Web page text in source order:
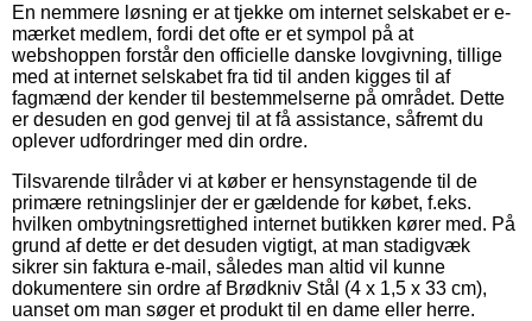
En nemmere løsning er at tjekke om internet selskabet er e-
mærket medlem, fordi det ofte er et sympol på at
webshoppen forstår den officielle danske lovgivning, tillige
med at internet selskabet fra tid til anden kigges til af
fagmænd der kender til bestemmelserne på området. Dette
er desuden en god genvej til at få assistance, såfremt du
oplever udfordringer med din ordre.
Tilsvarende tilråder vi at køber er hensynstagende til de
primære retningslinjer der er gældende for købet, f.eks.
hvilken ombytningsrettighed internet butikken kører med. På
grund af dette er det desuden vigtigt, at man stadigvæk
sikrer sin faktura e-mail, således man altid vil kunne
dokumentere sin ordre af Brødkniv Stål (4 x 1,5 x 33 cm),
uanset om man søger et produkt til en dame eller herre.